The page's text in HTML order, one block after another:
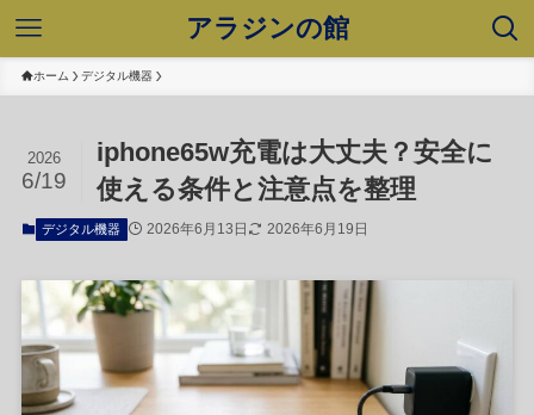
アラジンの館
ホーム デジタル機器
iphone65w充電は大丈夫？安全に
使える条件と注意点を整理
2026
6/19
デジタル機器 2026年6月13日 2026年6月19日